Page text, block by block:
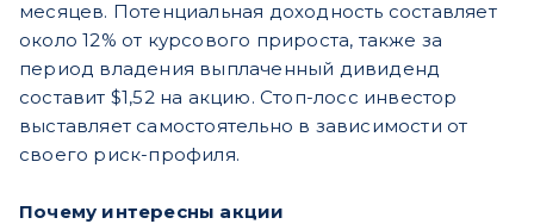
месяцев. Потенциальная доходность составляет
около 12% от курсового прироста, также за
период владения выплаченный дивиденд
составит $1,52 на акцию. Стоп-лосс инвестор
выставляет самостоятельно в зависимости от
своего риск-профиля.
Почему интересны акции